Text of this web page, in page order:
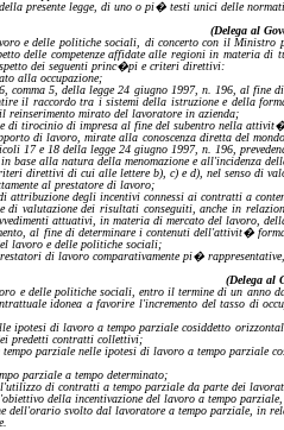
presente legge, di uno o pi� testi unici delle
(Delega al
e delle politiche sociali, di concerto con il
delle competenze affidate alle regioni in materia
dei seguenti princ�pi e criteri direttivi:
alla occupazione;
5, della legge 24 giugno 1997, n. 196, al
il raccordo tra i sistemi della istruzione e della
reinserimento mirato del lavoratore in azienda;
di tirocinio di impresa al fine del subentro nella
di lavoro, mirate alla conoscenza diretta del
17 e 18 della legge 24 giugno 1997, n. 196,
alla natura della menomazione e all'incidenza
direttivi di cui alle lettereb), c) ed), nel senso di
al prestatore di lavoro;
attribuzione degli incentivi connessi ai contratti a
di valutazione dei risultati conseguiti, anche in
attuativi, in materia di mercato del lavoro,
al fine di determinare i contenuti dell'attivit�
lavoro e delle politiche sociali;
di lavoro comparativamente pi�
(Delega al
e delle politiche sociali, entro il termine di un anno
idonea a favorire l'incremento del tasso di
ipotesi di lavoro a tempo parziale cosiddetto
predetti contratti collettivi;
parziale nelle ipotesi di lavoro a tempo parziale
parziale a tempo determinato;
di contratti a tempo parziale da parte dei
della incentivazione del lavoro a tempo
dell'orario svolto dal lavoratore a tempo parziale, in